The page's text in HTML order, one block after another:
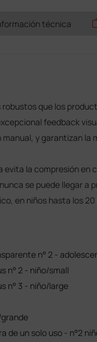
técnica
que los
feedback
y garantizan la
la compresión en
se puede llegar a
en niños hasta los
n° 2 -
n° 2 - niño/small
n° 3 - niño/large
de un solo uso - n°2